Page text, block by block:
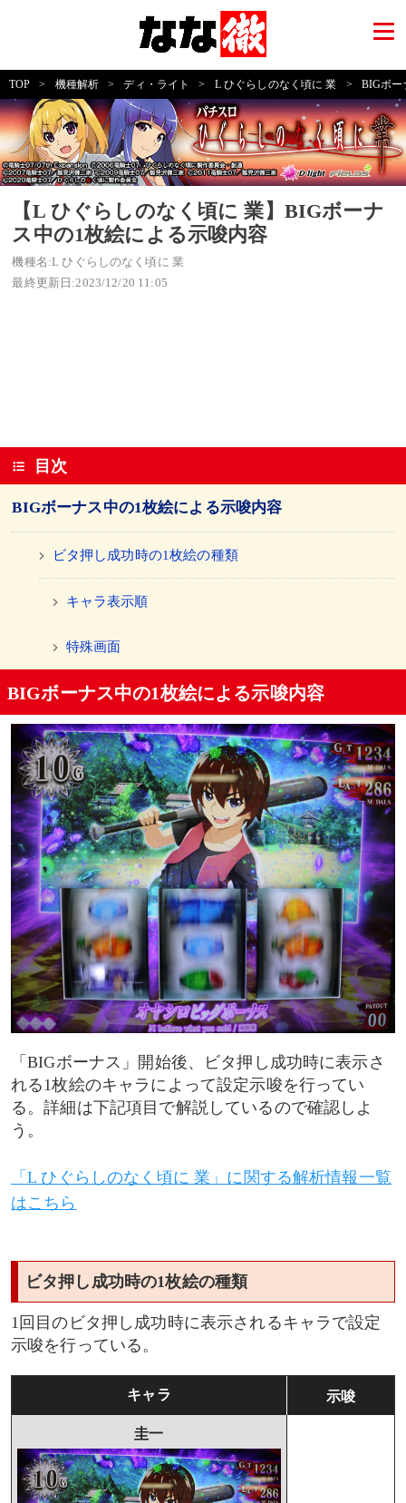
TOP > 機種解析 > ディ・ライト > L ひぐらしのなく頃に 業 > BIGボー
【L ひぐらしのなく頃に 業】BIGボーナ
ス中の1枚絵による示唆内容
機種名:L ひぐらしのなく頃に 業
最終更新日:2023/12/20 11:05
目次
BIGボーナス中の1枚絵による示唆内容
ビタ押し成功時の1枚絵の種類
キャラ表示順
特殊画面
BIGボーナス中の1枚絵による示唆内容
「BIGボーナス」開始後、ビタ押し成功時に表示さ
れる1枚絵のキャラによって設定示唆を行ってい
る。詳細は下記項目で解説しているので確認しよ
う。
「L ひぐらしのなく頃に 業」に関する解析情報一覧
はこちら
ビタ押し成功時の1枚絵の種類
1回目のビタ押し成功時に表示されるキャラで設定
示唆を行っている。
キャラ 示唆
圭一